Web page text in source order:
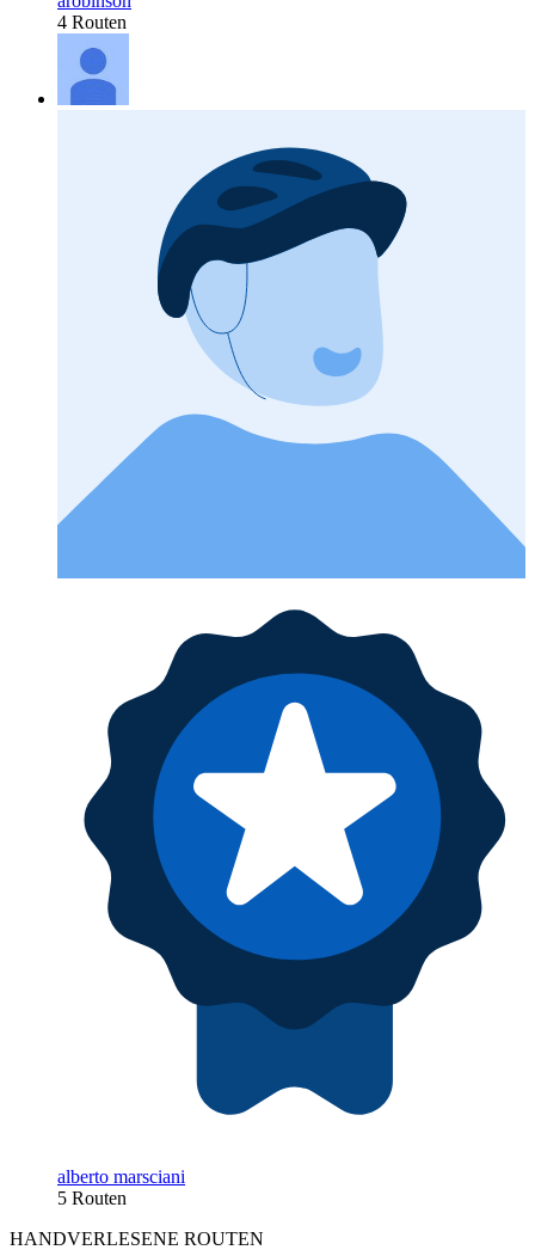
4 Routen
alberto marsciani
5 Routen
HANDVERLESENE ROUTEN